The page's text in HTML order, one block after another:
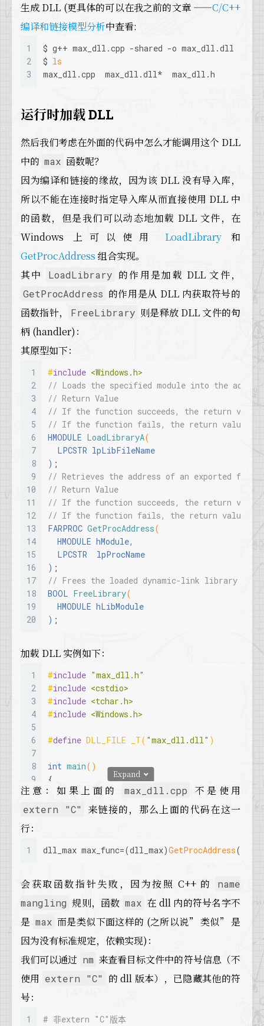
生成 DLL (更具体的可以在我之前的文章 ——C/C++
编译和链接模型分析中查看:
1
2
3
$ g++ max_dll.cpp -shared -o max_dll.dll
$ ls
max_dll.cpp  max_dll.dll*  max_dll.h
运行时加载 DLL
然后我们考虑在外面的代码中怎么才能调用这个 DLL
中的 max 函数呢？
因为编译和链接的缘故，因为该 DLL 没有导入库，
所以不能在连接时指定导入库从而直接使用 DLL 中
的函数，但是我们可以动态地加载 DLL 文件，在
Windows 上可以使用 LoadLibrary 和
GetProcAddress 组合实现。
其中
LoadLibrary 的作用是加载 DLL 文件，
GetProcAddress 的作用是从 DLL 内获取符号的
函数指针，
FreeLibrary 则是释放 DLL 文件的句
柄 (handler)：
其原型如下：
1
2
3
4
5
6
7
8
9
10
11
12
13
14
15
16
17
18
19
20
#include <Windows.h>
// Loads the specified module into the
// Return Value
// If the function succeeds, the return value
// If the function fails, the return value is
HMODULE LoadLibraryA(
  LPCSTR lpLibFileName
) ;
// Retrieves the address of an exported
// Return Value
// If the function succeeds, the return
// If the function fails, the return value is
FARPROC GetProcAddress(
  HMODULE hModule,
  LPCSTR  lpProcName
) ;
// Frees the loaded dynamic-link library
BOOL FreeLibrary(
  HMODULE hLibModule
) ;
加载 DLL 实例如下：
1
2
3
4
5
6
7
8
9
10
11
13
14
15
17
19
20
21
22
23
24
26
27
#include "max_dll.h"
#include <cstdio>
#include <tchar.h>
#include <Windows.h>
#define DLL_FILE _T( "max_dll.dll" )
int main()
{
  HINSTANCE hdll =
LoadLibrary
(DLL_FILE);
if (hdll!=NULL)
(max_func != NULL
    {
FreeLibrary
(hdll);
else
    {
      std::
printf("From DLL Get function
    }
  }
else
  {
    std::
printf ("LoadLibrary is faild.\n"
Expand
注意：如果上面的 max_dll.cpp 不是使用
extern "C"
来链接的，那么上面的代码在这一
行：
1 dll_max max_func=(dll_max)GetProcAddress
会获取函数指针失败，因为按照 C++ 的
name
mangling 规则，函数 max 在 dll 内的符号名字不
是 max 而是类似下面这样的 (之所以说” 类似” 是
因为没有标准规定，依赖实现)：
我们可以通过 nm 来查看目标文件中的符号信息（不
使用 extern "C"
的 dll 版本），已隐藏其他的符
号：
1 # 非extern "C"版本